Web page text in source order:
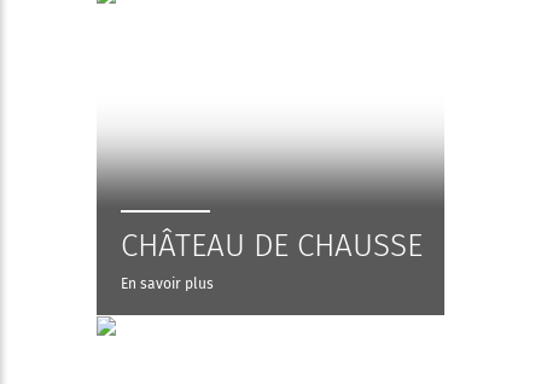
CHÂTEAU DE CHAUSSE
En savoir plus